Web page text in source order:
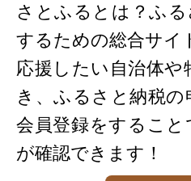
さとふるとは？ふ
するための総合サイ
応援したい自治体
き、ふるさと納税
会員登録をするこ
が確認できます！